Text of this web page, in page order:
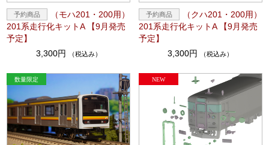
（モハ201・200用）
201系走行化キットA 【9月発売
予定】
3,300円
（税込み）
（クハ201・200用）
201系走行化キットA 【9月発売
予定】
3,300円
（税込み）